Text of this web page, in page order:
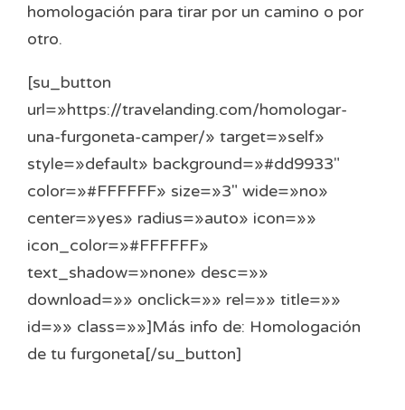
homologación para tirar por un camino o por
otro.
[su_button
url=»https://travelanding.com/homologar-
una-furgoneta-camper/» target=»self»
style=»default» background=»#dd9933″
color=»#FFFFFF» size=»3″ wide=»no»
center=»yes» radius=»auto» icon=»»
icon_color=»#FFFFFF»
text_shadow=»none» desc=»»
download=»» onclick=»» rel=»» title=»»
id=»» class=»»]Más info de: Homologación
de tu furgoneta[/su_button]